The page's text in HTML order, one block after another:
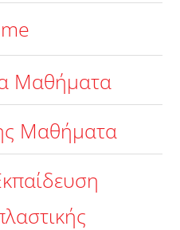
Μαθήματα
Μαθήματα